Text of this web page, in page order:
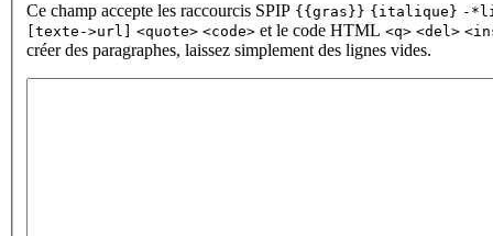
Ce champ accepte les raccourcis SPIP {{gras}} {italique} -
[texte->url]
<quote> <code> et le code HTML <q> <del>
créer des paragraphes, laissez simplement des lignes vides.